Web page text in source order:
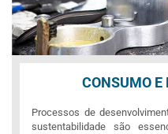
CONSUMO E
Processos de
sustentabilidade são